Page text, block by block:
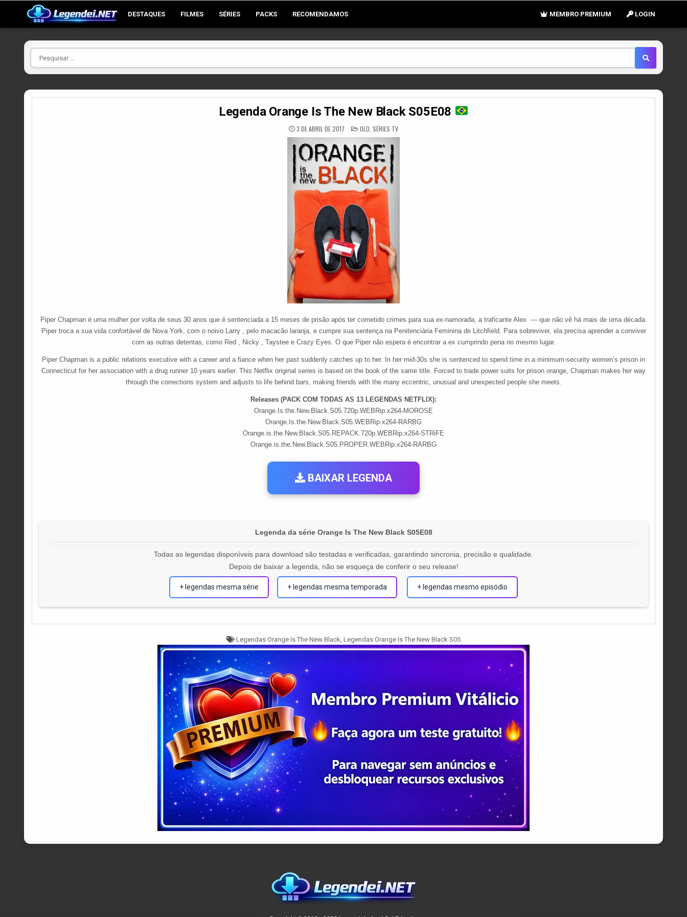
DESTAQUES FILMES SÉRIES PACKS RECOMENDAMOS LOGIN
MEMBRO PREMIUM
Pesquisar
por
Legenda Orange Is The New Black S05E08
3 DE ABRIL DE 2017 POSTED
IN
OLD SÉRIES TV
Piper Chapman é uma mulher por volta de seus 30 anos que é sentenciada a 15 meses de prisão após ter cometido crimes para sua ex-namorada, a traficante Alex — que não vê há mais de uma década.
Piper troca a sua vida confortável de Nova York, com o noivo Larry , pelo macacão laranja, e cumpre sua sentença na Penitenciária Feminina de Litchfield. Para sobreviver, ela precisa aprender a conviver
com as outras detentas, como Red , Nicky , Taystee e Crazy Eyes. O que Piper não espera é encontrar a ex cumprindo pena no mesmo lugar.
Piper Chapman is a public relations executive with a career and a fiance when her past suddenly catches up to her. In her mid-30s she is sentenced to spend time in a minimum-security women’s prison in
Connecticut for her association with a drug runner 10 years earlier. This Netflix original series is based on the book of the same title. Forced to trade power suits for prison orange, Chapman makes her way
through the corrections system and adjusts to life behind bars, making friends with the many eccentric, unusual and unexpected people she meets.
Releases (PACK COM TODAS AS 13 LEGENDAS NETFLIX):
Orange.Is.the.New.Black.S05.720p.WEBRip.x264-MOROSE
Orange.Is.the.New.Black.S05.WEBRip.x264-RARBG
Orange.is.the.New.Black.S05.REPACK.720p.WEBRip.x264-STRiFE
Orange.is.the.New.Black.S05.PROPER.WEBRip.x264-RARBG
BAIXAR LEGENDA
Legenda da série Orange Is The New Black S05E08
Todas as legendas disponíveis para download são testadas e verificadas, garantindo sincronia, precisão e qualidade.
Depois de baixar a legenda, não se esqueça de conferir o seu release!
+ legendas mesma série + legendas mesma temporada · + legendas mesmo episódio
Tagged
Legendas Orange Is The New Black, Legendas Orange Is The New Black S05